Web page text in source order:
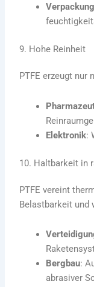
Verpackung
9. Hohe Reinheit
PTFE erzeugt
Elektronik:
10. Haltbarkeit in
PTFE vereint
Belastbarkeit und
Bergbau:
abrasiver